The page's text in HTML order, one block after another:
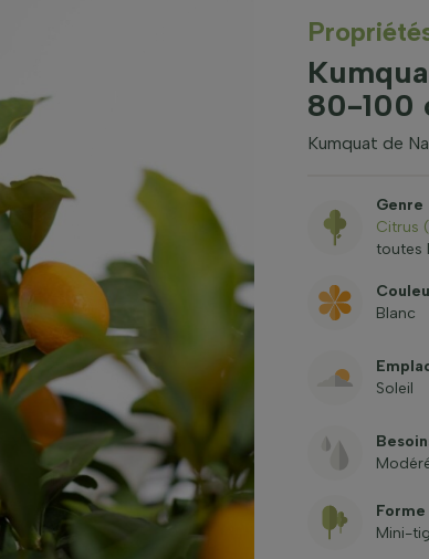
80-100
Kumquat de
Genre
Citrus
toutes
Blanc
Soleil
Mini-